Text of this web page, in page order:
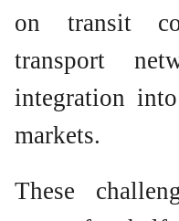
on transit
transport
integration
markets.
These